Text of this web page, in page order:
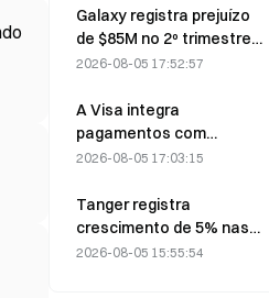
Coldcard desencadeia
quatro ondas de ataques,
com perdas de US$ 114
Galaxy registra prejuízo
de $85M no 2º trimestre
de 2026; receita fica US$
esperado, ação cai 7,23%
2026-08-05 17:52:57
A Visa integra
pagamentos com
stablecoins à Visa Direct
com a Zero Hash
2026-08-05 17:03:15
Tanger registra
crescimento de 5% nas
vendas, impulsionado pelo
2026-08-05 15:55:54